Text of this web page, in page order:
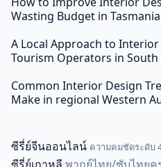
Wasting Budget in Tasmania
A Local Approach to
Tourism Operators in South
Common Interior Design
Make in regional Western
ซีรี่ย์จีนออนไลน์ ความคมชัดระดับ
ซีรี่ย์เกาหลี พากย์ไทย/ซับไทยค